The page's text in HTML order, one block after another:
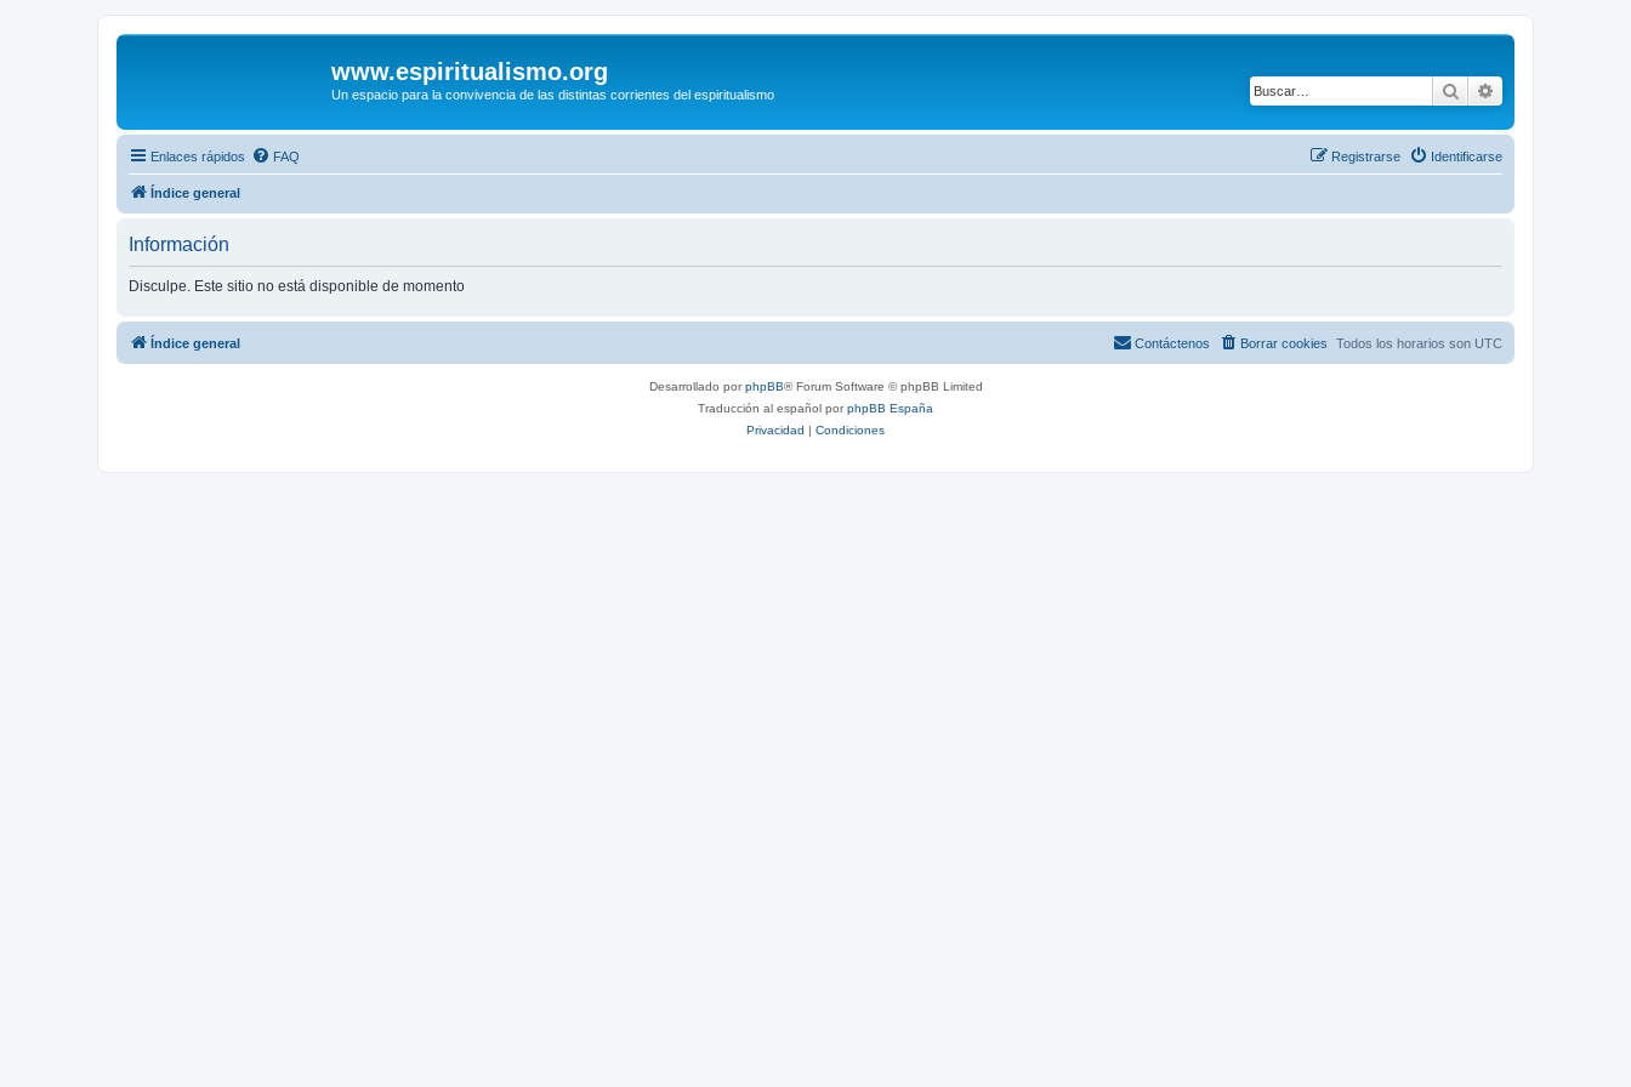
www.espiritualismo.org
Un espacio para la convivencia de las distintas corrientes del espiritualismo Buscar
Enlaces rápidos FAQ Identificarse
Registrarse
Índice general
Información
Disculpe. Este sitio no está disponible de momento
Índice general Todos los horarios son UTC
Borrar cookies
Contáctenos
Desarrollado porphpBB® Forum Software © phpBB Limited
Traducción al español porphpBB España
Privacidad | Condiciones